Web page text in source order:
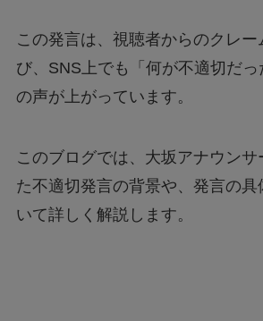
この発言は、視聴者からのクレ
び、SNS上でも「何が不適切だっ
の声が上がっています。
このブログでは、大坂アナウンサ
た不適切発言の背景や、発言の具
いて詳しく解説します。